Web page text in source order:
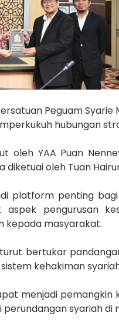
Peguam
hubungan
oleh YAA Puan
diketuai oleh Tuan
platform penting
aspek pengurusan
kepada masyarakat.
bertukar
kehakiman
menjadi
syariah di